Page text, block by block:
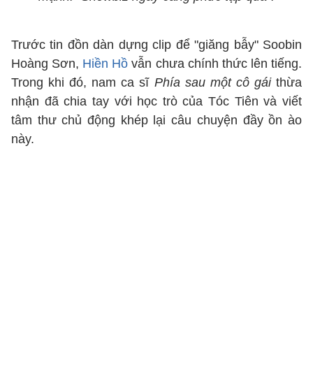
Trước tin đồn dàn dựng clip để "giăng bẫy" Soobin
Hoàng Sơn, Hiền Hồ vẫn chưa chính thức lên tiếng.
Trong khi đó, nam ca sĩ Phía sau một cô gáithừa
nhận đã chia tay với học trò của Tóc Tiên và viết
tâm thư chủ động khép lại câu chuyện đầy ồn ào
này.